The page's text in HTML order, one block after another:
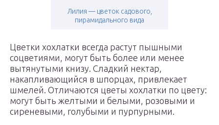
Лилия — цветок садового,
пирамидального вида
Цветки хохлатки всегда растут пышными
соцветиями, могут быть более или менее
вытянутыми книзу. Сладкий нектар,
накапливающийся в шпорцах, привлекает
шмелей. Отличаются цветы хохлатки по цвету:
могут быть желтыми и белыми, розовыми и
сиреневыми, голубыми и пурпурными.